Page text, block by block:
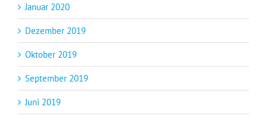
Januar 2020
Dezember 2019
Oktober 2019
September 2019
Juni 2019